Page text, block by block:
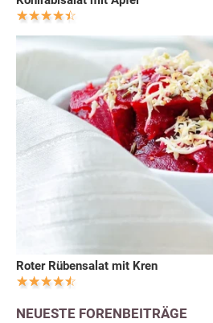
Roter Rübensalat mit Kren
NEUESTE FORENBEITRÄGE